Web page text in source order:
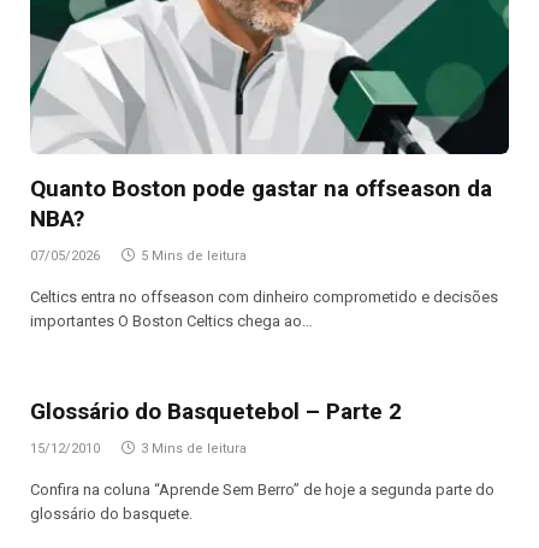
Quanto Boston pode gastar na offseason da
NBA?
07/05/2026 5 Mins de leitura
Celtics entra no offseason com dinheiro comprometido e decisões
importantes O Boston Celtics chega ao…
Glossário do Basquetebol – Parte 2
15/12/2010 3 Mins de leitura
Confira na coluna “Aprende Sem Berro” de hoje a segunda parte do
glossário do basquete.